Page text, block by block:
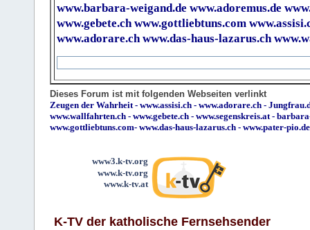
www.barbara-weigand.de www.adoremus.de
www.gebete.ch www.gottliebtuns.com
www.adorare.ch www.das-haus-lazarus.ch
Dieses Forum ist mit folgenden Webseiten verlinkt
Zeugen der Wahrheit- www.assisi.ch - www.adorare.ch -
www.wallfahrten.ch - www.gebete.ch - www.segenskreis.at-
www.gottliebtuns.com- www.das-haus-lazarus.ch - www.pater-pio.de
www3.k-tv.org
www.k-tv.org
www.k-tv.at
K-TV der katholische Fernsehsender